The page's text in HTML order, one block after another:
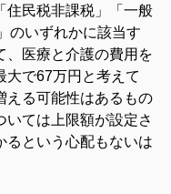
住民税非課税」「一般
のいずれかに該当す
、医療と介護の費用を
大で67万円と考えて
える可能性はあるもの
ては上限額が設定さ
るという心配もないは